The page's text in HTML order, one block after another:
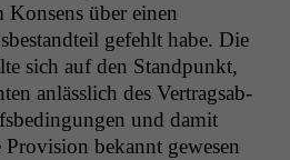
Kon­sens über einen
gefehlt habe. Die
sich auf den Stand­punkt,
anlässlich des Ver­tragsab­
und damit
Pro­vi­sion bekan­nt gewe­sen